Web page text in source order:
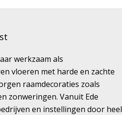
werkzaam als
vloeren met harde en zachte
raamdecoraties zoals
zonweringen. Vanuit Ede
en instellingen door heel